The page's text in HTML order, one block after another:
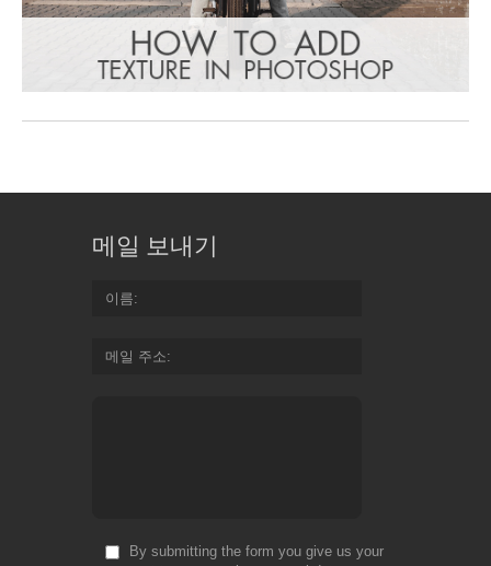
메일 보내기
이름
메일 주소
By submitting the form you give us your